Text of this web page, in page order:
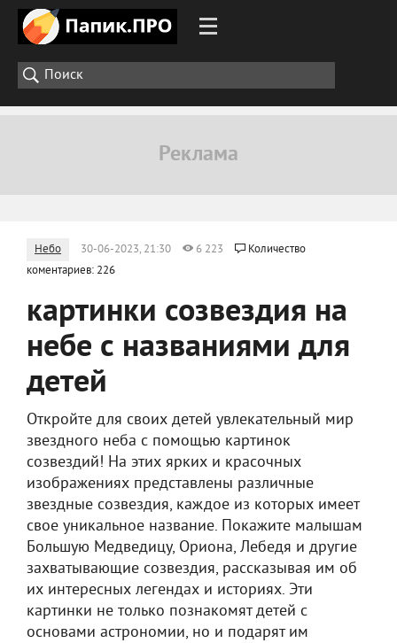
Небо 30-06-2023, 21:30 6 223
Количество
коментариев: 226
картинки созвездия на
небе с названиями для
детей
Откройте для своих детей увлекательный мир
звездного неба с помощью картинок
созвездий! На этих ярких и красочных
изображениях представлены различные
звездные созвездия, каждое из которых имеет
свое уникальное название. Покажите малышам
Большую Медведицу, Ориона, Лебедя и другие
захватывающие созвездия, рассказывая им об
их интересных легендах и историях. Эти
картинки не только познакомят детей с
основами астрономии, но и подарят им